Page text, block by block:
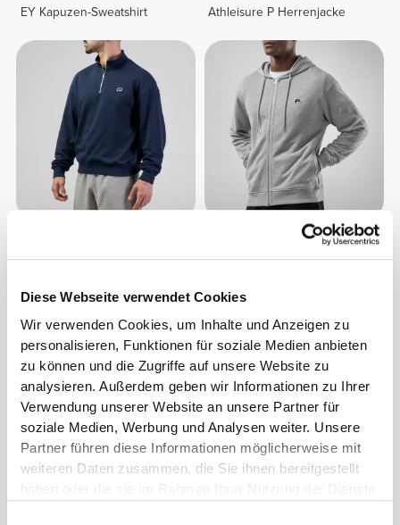
Diese Webseite verwendet Cookies
Wir verwenden Cookies, um Inhalte und Anzeigen zu
personalisieren, Funktionen für soziale Medien anbieten
zu können und die Zugriffe auf unsere Website zu
analysieren. Außerdem geben wir Informationen zu Ihrer
Verwendung unserer Website an unsere Partner für
soziale Medien, Werbung und Analysen weiter. Unsere
Partner führen diese Informationen möglicherweise mit
weiteren Daten zusammen, die Sie ihnen bereitgestellt
EY Kapuzen-Sweatshirt
Athleisure P Herrenjacke
Athleisure P Herren-
Halbreißverschluss
Athleisure P Kapuzenpullover
CHF 39.55
CHF 39.55